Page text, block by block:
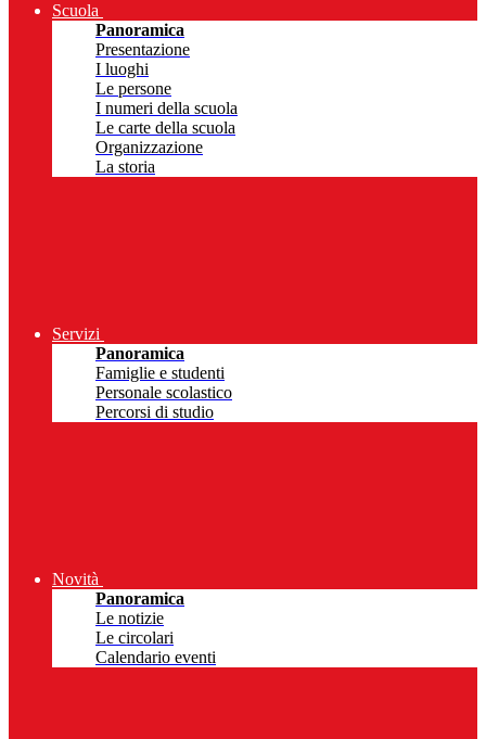
Scuola
Panoramica
Presentazione
I luoghi
Le persone
I numeri della scuola
Le carte della scuola
Organizzazione
La storia
Servizi
Panoramica
Famiglie e studenti
Personale scolastico
Percorsi di studio
Novità
Panoramica
Le notizie
Le circolari
Calendario eventi